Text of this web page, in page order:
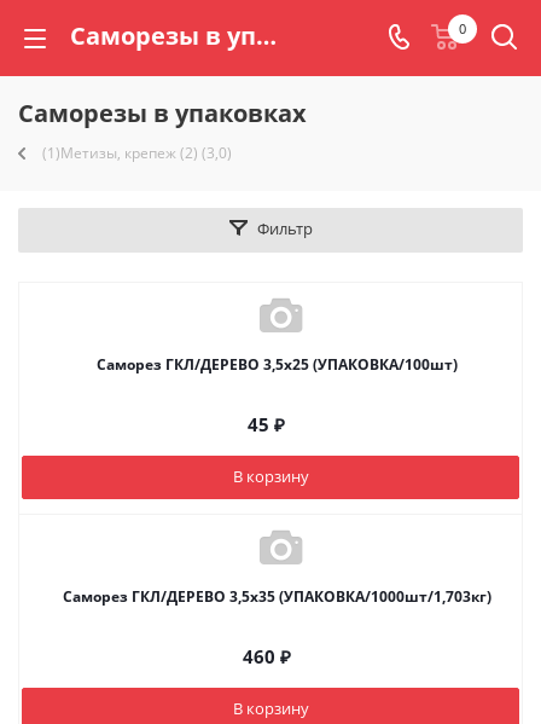
Саморезы в упаковках | Торговый дом «Радогора» 0
Саморезы в упаковках
(1)Метизы, крепеж (2) (3,0)
Фильтр
Саморез ГКЛ/ДЕРЕВО 3,5х25 (УПАКОВКА/100шт)
45 ₽
В корзину
Саморез ГКЛ/ДЕРЕВО 3,5х35 (УПАКОВКА/1000шт/1,703кг)
460 ₽
В корзину